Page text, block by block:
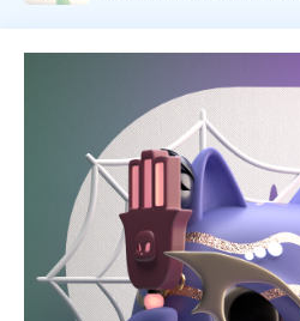
their own paths in
and crafting items.